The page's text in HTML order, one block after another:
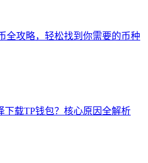
全攻略，轻松找到你需要的币种
下载TP钱包？核心原因全解析